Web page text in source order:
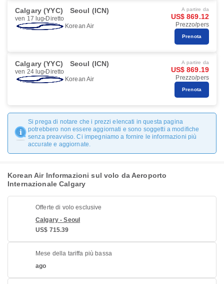
Calgary (YYC) Seoul (ICN)
ven 17 lug Diretto
Korean Air
A partire da
US$ 869.12
Prezzo/pers
Prenota
Calgary (YYC) Seoul (ICN)
ven 24 lug Diretto
Korean Air
A partire da
US$ 869.19
Prezzo/pers
Prenota
Si prega di notare che i prezzi elencati in questa pagina
potrebbero non essere aggiornati e sono soggetti a modifiche
senza preavviso. Ci impegniamo a fornire le informazioni più
accurate e aggiornate.
Korean Air Informazioni sul volo da Aeroporto
Internazionale Calgary
Offerte di volo esclusive
Calgary - Seoul
US$ 715.39
Mese della tariffa più bassa
ago